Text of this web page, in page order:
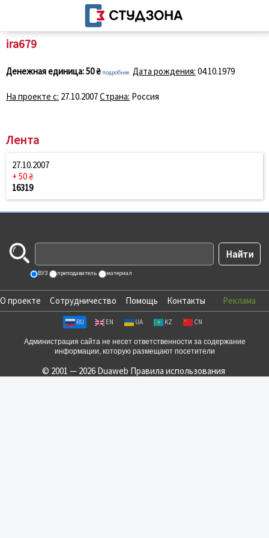
ira679
Денежная единица:50 ₴ подробнее Дата рождения: 04.10.1979
На проекте с: 27.10.2007Страна: Россия
Лента
27.10.2007
+ 50 ₴
16319
ВУЗ преподаватель материал
О проекте Сотрудничество Помощь Контакты Реклама
RU EN UA KZ CN
Администрация сайта не несет ответственности за содержание
информации, которую размещают посетители
© 2001 — 2026 Duaweb Правила использования